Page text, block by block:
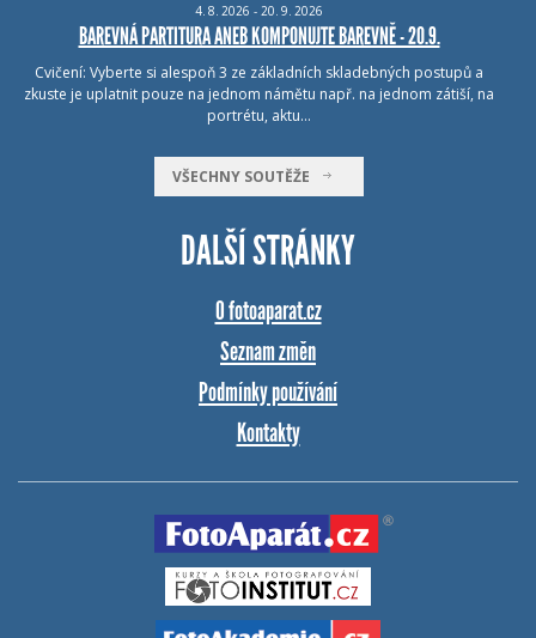
4. 8. 2026 - 20. 9. 2026
BAREVNÁ PARTITURA ANEB KOMPONUJTE BAREVNĚ - 20.9.
Cvičení: Vyberte si alespoň 3 ze základních skladebných postupů a
zkuste je uplatnit pouze na jednom námětu např. na jednom zátiší, na
portrétu, aktu…
VŠECHNY SOUTĚŽE
DALŠÍ STRÁNKY
O fotoaparat.cz
Seznam změn
Podmínky používání
Kontakty